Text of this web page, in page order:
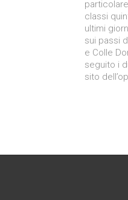
classi
ultimi
sui passi
e Colle
seguito i
sito